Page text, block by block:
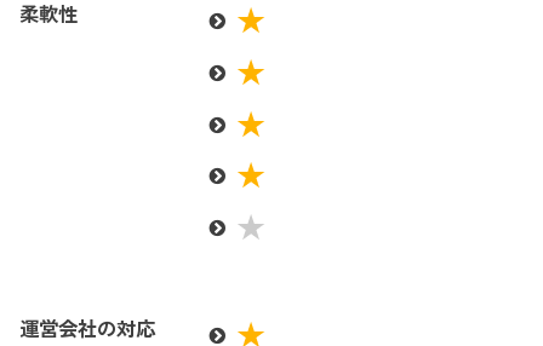
柔軟性
運営会社の対応